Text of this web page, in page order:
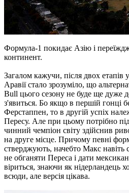
Формула-1 покидає Азію і
континент.
Загалом кажучи, після двох етапів
Аравії стало зрозуміло, що
Bull цього сезону не буде ще дуже
з'явиться. Бо якщо в першій гонці
Ферстаппен, то в другій успіх
Пересу. Але при цьому потрібно
чинний чемпіон світу здійснив
на друге місце. Причому певні
стверджують, начебто Макс навіть
не обганяти Переса і дати
віриться, знаючи як нідерландець
всюди, але версія цікава.